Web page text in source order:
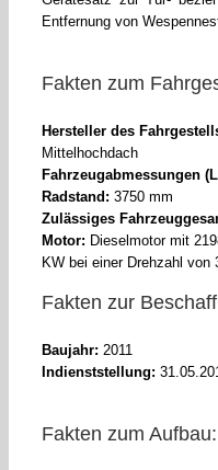
Entfernung von
Fakten zum
Hersteller des
Mittelhochdach
Fahrzeugabmessungen
Radstand: 3750 mm
Zulässiges
Motor: Dieselmotor mit
KW bei einer Drehzahl von
Fakten zur
Baujahr: 2011
Indienststellung:
Fakten zum Aufbau: